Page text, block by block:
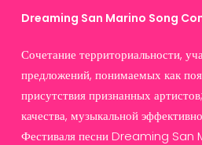
Dreaming San Marino Song
Сочетание территориальности,
предложений, понимаемых как
присутствия признанных
качества, музыкальной
Фестиваля песни Dreaming San